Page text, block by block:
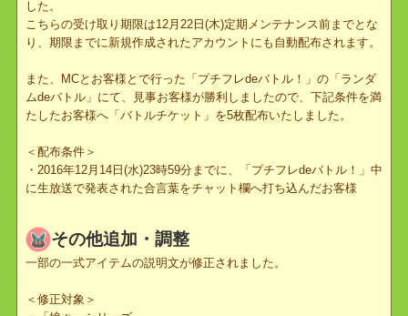
「ビモチャン」放送記念プレゼントの配布
「ビモチャン」にて「ぷちっとくろにくる特集」が放送されたのを
した。
こちらの受け取り期限は12月22日(木)定期メンテナンス前までとな
り、期限までに新規作成されたアカウントにも自動配布されます。
また、MCとお客様とで行った「プチフレdeバトル！」の「ランダ
ムdeバトル」にて、見事お客様が勝利しましたので、下記条件を満
たしたお客様へ「バトルチケット」を5枚配布いたしました。
＜配布条件＞